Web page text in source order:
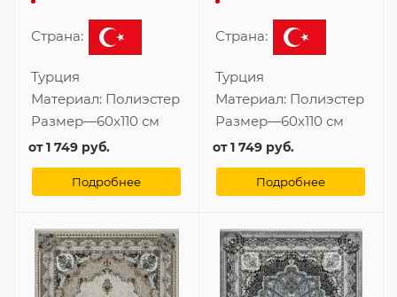
Страна:
Турция
Материал: Полиэстер
Размер—60x110 см
от1 749 руб.
Подробнее
Страна:
Турция
Материал: Полиэстер
Размер—60x110 см
от1 749 руб.
Подробнее